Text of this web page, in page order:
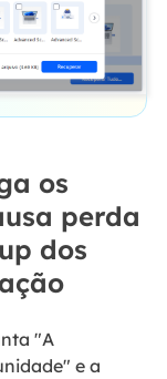
os
perda
dos
"A
e a